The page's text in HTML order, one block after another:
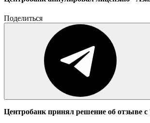
Поделиться
Центробанк принял решение об отзыве